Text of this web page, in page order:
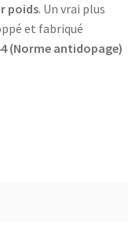
poids. Un vrai plus
et fabriqué
(Norme antidopage)